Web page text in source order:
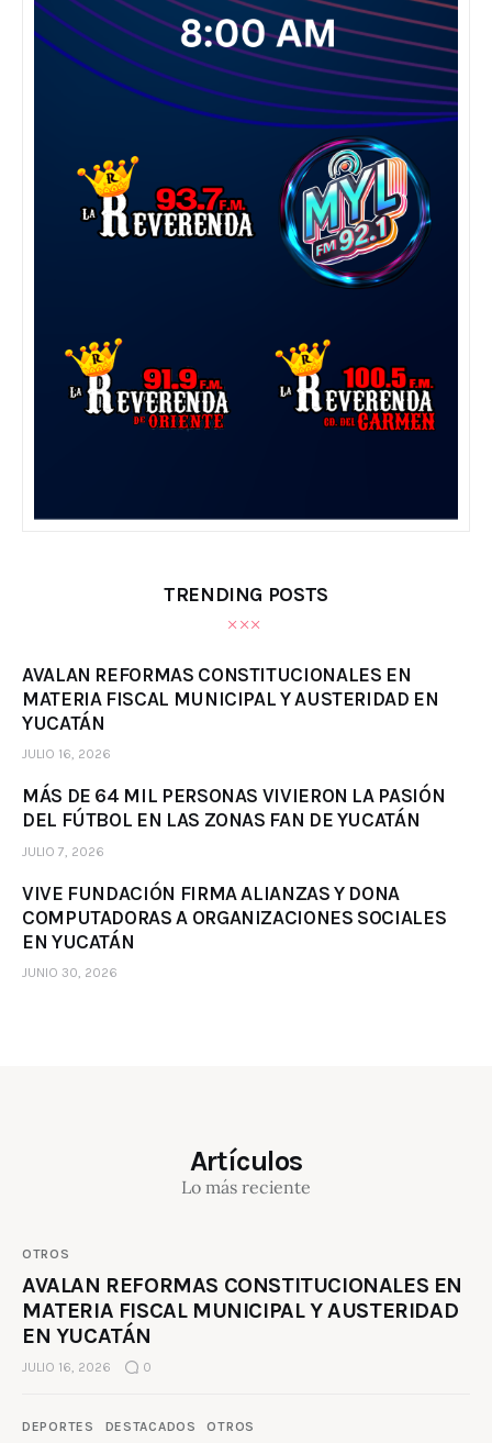
TRENDING POSTS
AVALAN REFORMAS CONSTITUCIONALES EN
MATERIA FISCAL MUNICIPAL Y AUSTERIDAD EN
YUCATÁN
JULIO 16, 2026
MÁS DE 64 MIL PERSONAS VIVIERON LA PASIÓN
DEL FÚTBOL EN LAS ZONAS FAN DE YUCATÁN
JULIO 7, 2026
VIVE FUNDACIÓN FIRMA ALIANZAS Y DONA
COMPUTADORAS A ORGANIZACIONES SOCIALES
EN YUCATÁN
JUNIO 30, 2026
Artículos
Lo más reciente
OTROS
AVALAN REFORMAS CONSTITUCIONALES EN
MATERIA FISCAL MUNICIPAL Y AUSTERIDAD
EN YUCATÁN
JULIO 16, 2026 0
DEPORTES DESTACADOS OTROS